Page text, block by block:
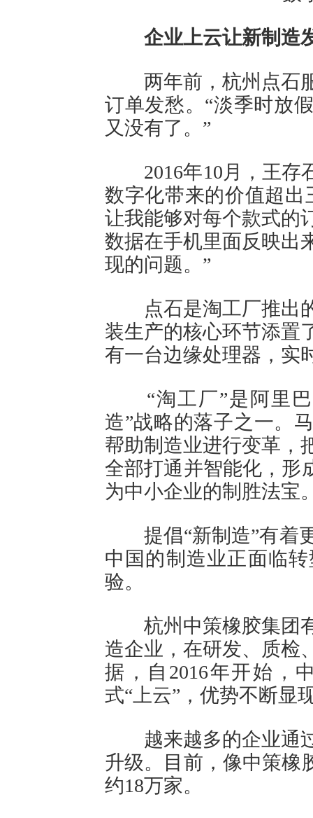
企业上云让新制造
两年前，杭州点石服
订单发愁。“淡季时放
又没有了。”
2016年10月，王存
数字化带来的价值超出
让我能够对每个款式的
数据在手机里面反映出
现的问题。”
点石是淘工厂推出的
装生产的核心环节添置
有一台边缘处理器，实
“淘工厂”是阿里巴
造”战略的落子之一。
帮助制造业进行变革，
全部打通并智能化，形
为中小企业的制胜法宝
提倡“新制造”有着更
中国的制造业正面临
验。
杭州中策橡胶集团有
造企业，在研发、质检
据，自2016年开始，
式“上云”，优势不断显
越来越多的企业通过
升级。目前，像中策橡
约18万家。